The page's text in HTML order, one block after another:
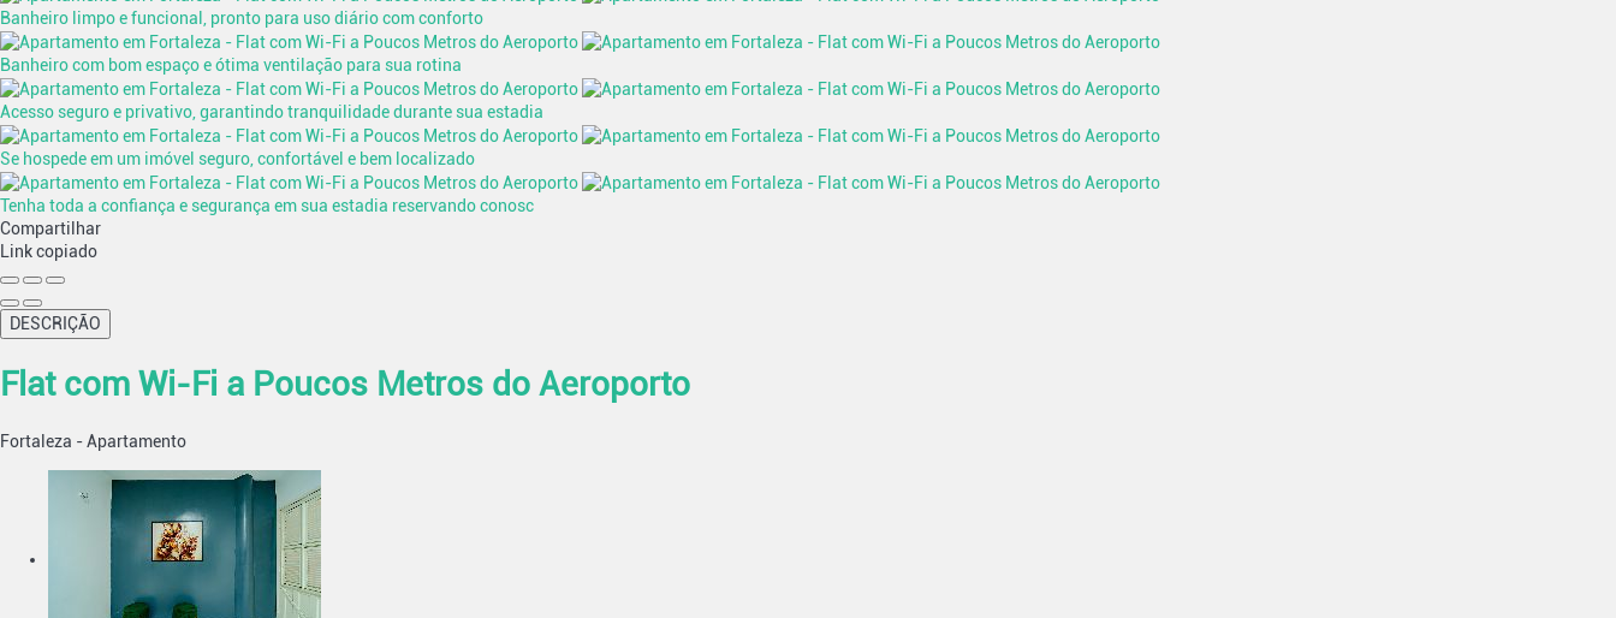
Banheiro limpo e funcional, pronto para uso diário com conforto
Banheiro com bom espaço e ótima ventilação para sua rotina
Acesso seguro e privativo, garantindo tranquilidade durante sua estadia
Se hospede em um imóvel seguro, confortável e bem localizado
Tenha toda a confiança e segurança em sua estadia reservando conosc
Compartilhar
Link copiado
DESCRIÇÃO
Flat com Wi-Fi a Poucos Metros do Aeroporto
Fortaleza -Apartamento